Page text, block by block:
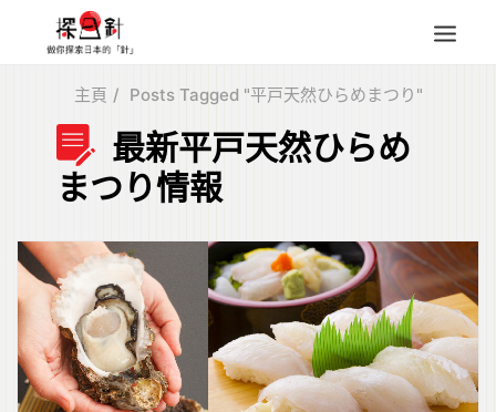
四國
中部
本地情報
東瀛特集
旅遊商品
Search
for:
主頁 Posts Tagged "平戸天然ひらめまつり"
最新平戸天然ひらめ
まつり情報